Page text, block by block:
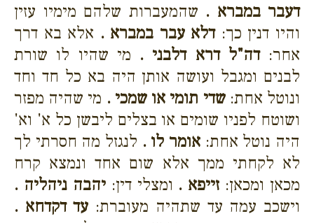
דעבר במברא . שהמעברות שלהם מימיו עזין
והיו דנין כך:דלא עבר במברא . אלא בא דרך
אחר:דה"ל דרא דלבני . מי שהיו לו שורת
לבנים ומגבל ועושה אותן היה בא כל חד וחד
ונוטל אחת:שדי תומי או שמכי . מי שהיה מפזר
ושוטח לפניו שומים או בצלים ליבשן כל א' וא'
היה נוטל אחת: אומר לו . לנגזל מה חסרתי לך
לא לקחתי ממך אלא שום אחד ונמצא קרח
מכאן ומכאן: זייפא . ומצלי דין:יהבה ניהליה .
וישכב עמה עד שתהיה מעוברת: עד דקדחא .